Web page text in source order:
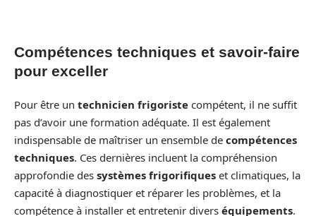
Compétences techniques et savoir-faire
pour exceller
Pour être un technicien frigoriste compétent, il ne suffit
pas d’avoir une formation adéquate. Il est également
indispensable de maîtriser un ensemble de compétences
techniques. Ces dernières incluent la compréhension
approfondie des systèmes frigorifiques et climatiques, la
capacité à diagnostiquer et réparer les problèmes, et la
compétence à installer et entretenir divers équipements.